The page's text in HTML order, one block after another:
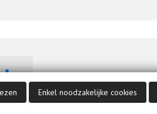
Enkel noodzakelijke cookies
Bekijk ons op Linkedin